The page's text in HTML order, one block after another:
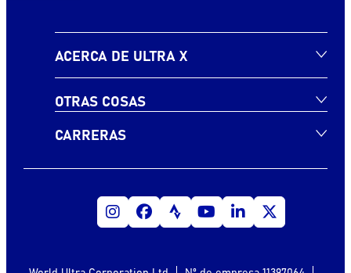
ACERCA DE ULTRA X
OTRAS COSAS
CARRERAS